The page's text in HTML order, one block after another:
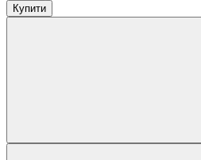
Купити